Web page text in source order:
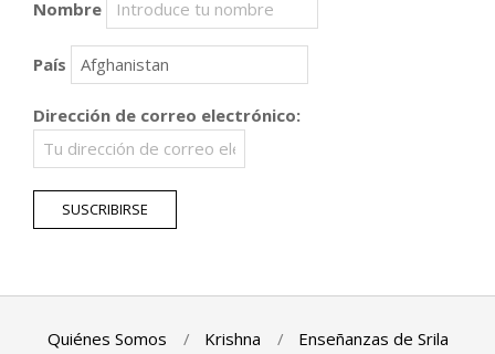
Nombre
País
Dirección de correo electrónico:
Quiénes Somos Krishna Enseñanzas de Srila